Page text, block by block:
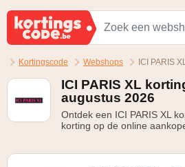
Kortingscode Webshops ICI PARIS
ICI PARIS XL
augustus 2026
Ontdek een ICI PARIS XL
korting op de online